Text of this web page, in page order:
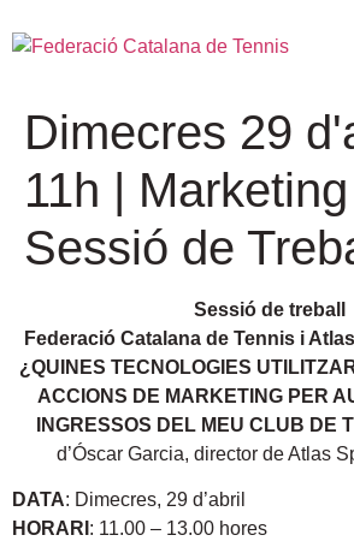
Dimecres 29
11h |
Sessió de
Sessió de treball
Federació Catalana de Tennis i
¿QUINES TECNOLOGIES
ACCIONS DE MARKETING PER
INGRESSOS DEL MEU CLUB DE
d’Óscar Garcia, director de Atlas
DATA: Dimecres, 29 d’abril
HORARI : 11.00 – 13.00 hores